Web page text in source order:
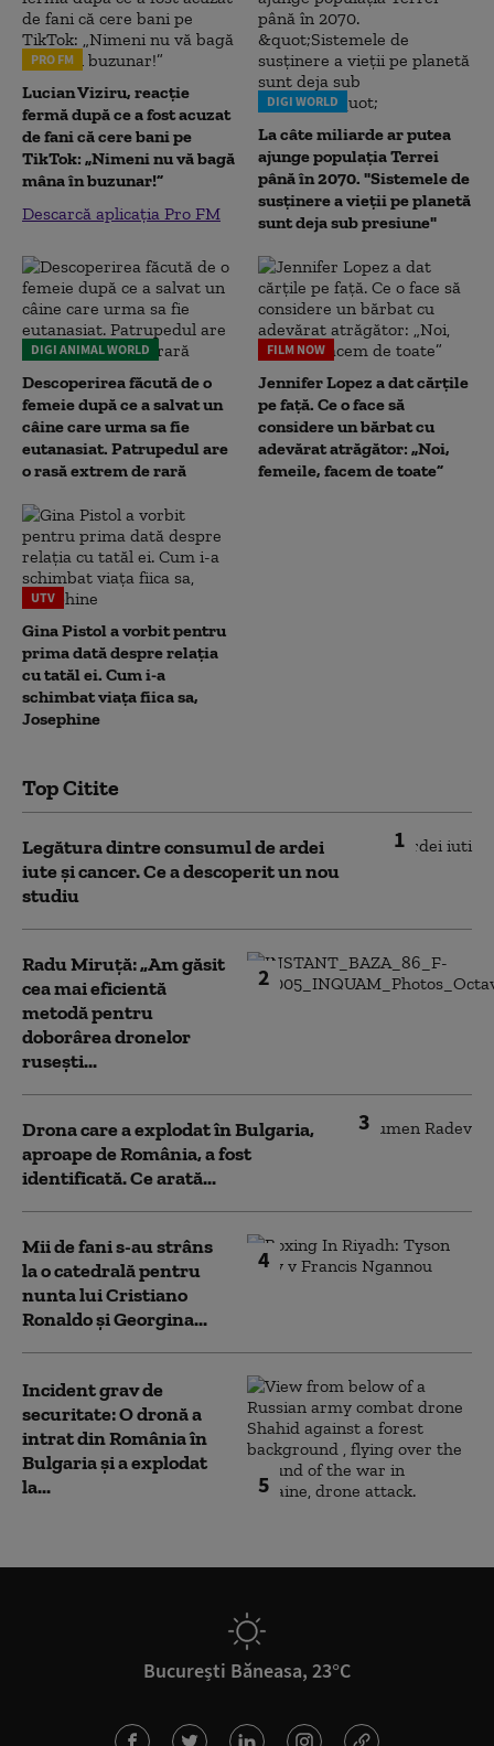
PRO FM
Lucian Viziru, reacție
fermă după ce a fost acuzat
de fani că cere bani pe
TikTok: „Nimeni nu vă bagă
mâna în buzunar!”
Descarcă aplicația Pro FM
DIGI WORLD
La câte miliarde ar putea
ajunge populația Terrei
până în 2070. "Sistemele de
susținere a vieții pe planetă
sunt deja sub presiune"
DIGI ANIMAL WORLD
Descoperirea făcută de o
femeie după ce a salvat un
câine care urma sa fie
eutanasiat. Patrupedul are
o rasă extrem de rară
FILM NOW
Jennifer Lopez a dat cărțile
pe față. Ce o face să
considere un bărbat cu
adevărat atrăgător: „Noi,
femeile, facem de toate”
UTV
Gina Pistol a vorbit pentru
prima dată despre relația
cu tatăl ei. Cum i-a
schimbat viața fiica sa,
Josephine
Top Citite
1
Legătura dintre consumul de ardei
iute și cancer. Ce a descoperit un nou
studiu
2
Radu Miruță: „Am găsit
cea mai eficientă
metodă pentru
doborârea dronelor
rusești...
3
Drona care a explodat în Bulgaria,
aproape de România, a fost
identificată. Ce arată...
4
Mii de fani s-au strâns
la o catedrală pentru
nunta lui Cristiano
Ronaldo şi Georgina...
5
Incident grav de
securitate: O dronă a
intrat din România în
Bulgaria şi a explodat
la...
București Băneasa, 23°C